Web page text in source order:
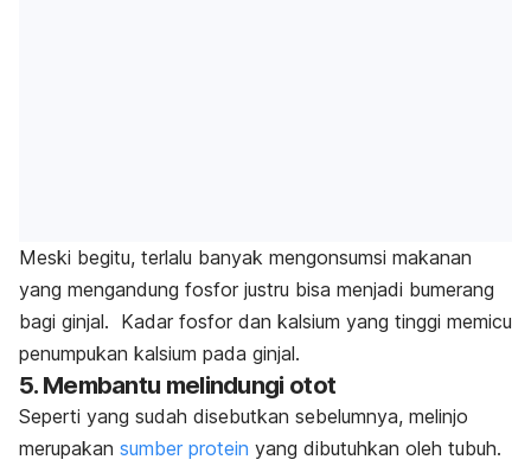
Meski begitu, terlalu banyak mengonsumsi makanan
yang mengandung fosfor justru bisa menjadi bumerang
bagi ginjal. Kadar fosfor dan kalsium yang tinggi memicu
penumpukan kalsium pada ginjal.
5. Membantu melindungi otot
Seperti yang sudah disebutkan sebelumnya, melinjo
merupakan sumber protein yang dibutuhkan oleh tubuh.